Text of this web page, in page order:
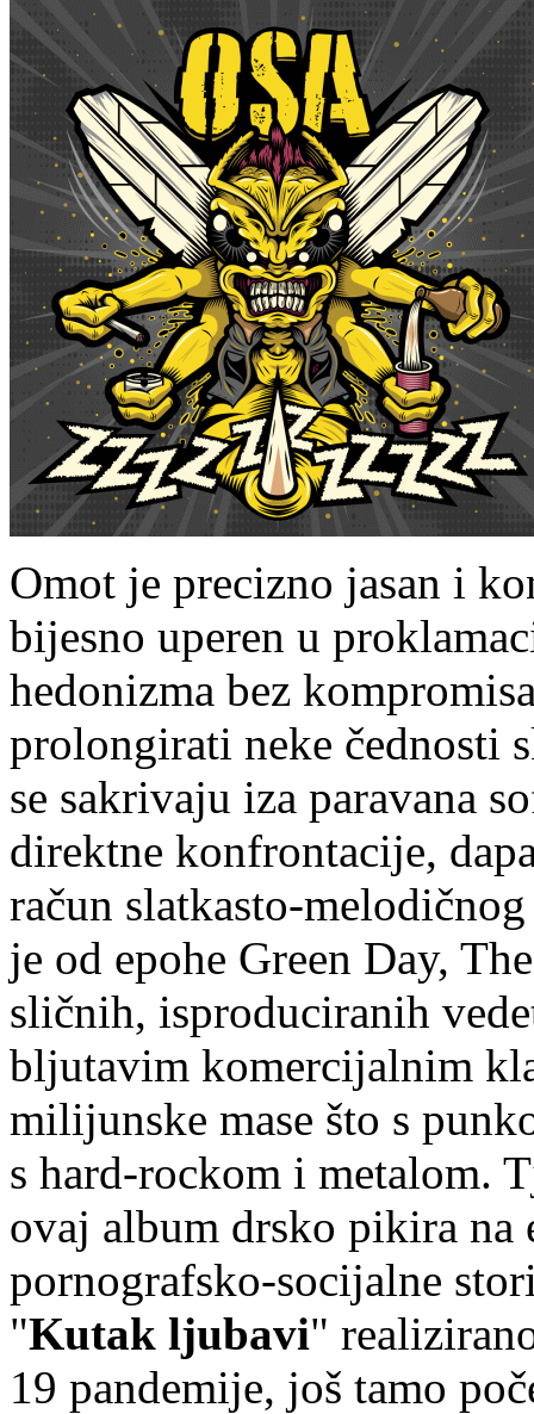
Omot je precizno jasan i
bijesno uperen u
hedonizma bez
prolongirati neke čednosti
se sakrivaju iza paravana
direktne konfrontacije,
račun slatkasto-
je od epohe Green Day,
sličnih, isproduciranih
bljutavim komercijalnim
milijunske mase što s
s hard-rockom i metalom.
ovaj album drsko pikira
pornografsko-socijalne
"Kutak ljubavi"
19 pandemije, još tamo